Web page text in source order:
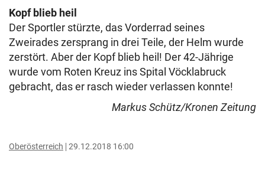
Kopf blieb heil
Der Sportler stürzte, das Vorderrad seines
Zweirades zersprang in drei Teile, der Helm wurde
zerstört. Aber der Kopf blieb heil! Der 42-Jährige
wurde vom Roten Kreuz ins Spital Vöcklabruck
gebracht, das er rasch wieder verlassen konnte!
Markus Schütz/Kronen Zeitung
Oberösterreich 29.12.2018 16:00